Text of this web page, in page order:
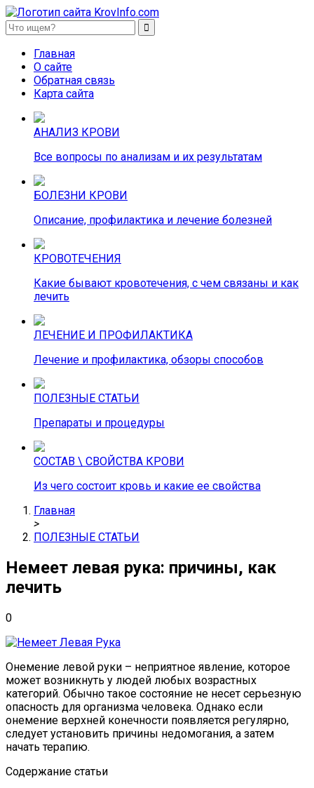
KrovInfo.com
Медицинский сайт о кровеносной системе.
Главная
О сайте
Обратная связь
Карта сайта
АНАЛИЗ КРОВИ
Все вопросы по анализам и их результатам
БОЛЕЗНИ КРОВИ
Описание, профилактика и лечение болезней
КРОВОТЕЧЕНИЯ
Какие бывают кровотечения, с чем связаны и как
лечить
ЛЕЧЕНИЕ И ПРОФИЛАКТИКА
Лечение и профилактика, обзоры способов
ПОЛЕЗНЫЕ СТАТЬИ
Препараты и процедуры
СОСТАВ \ СВОЙСТВА КРОВИ
Из чего состоит кровь и какие ее свойства
Главная
>
ПОЛЕЗНЫЕ СТАТЬИ
Немеет левая рука: причины, как
лечить
0
Онемение левой руки – неприятное явление, которое
может возникнуть у людей любых возрастных
категорий. Обычно такое состояние не несет серьезную
опасность для организма человека. Однако если
онемение верхней конечности появляется регулярно,
следует установить причины недомогания, а затем
начать терапию.
Содержание статьи